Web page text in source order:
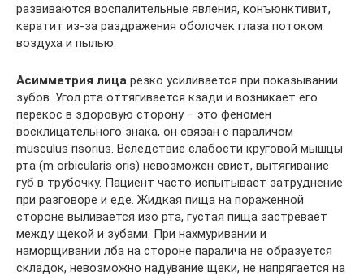
развиваются воспалительные явления, конъюнктивит,
кератит из-за раздражения оболочек глаза потоком
воздуха и пылью.
Асимметрия лица резко усиливается при показывании
зубов. Угол рта оттягивается кзади и возникает его
перекос в здоровую сторону – это феномен
восклицательного знака, он связан с параличом
musculus risorius. Вследствие слабости круговой мышцы
рта (m orbicularis oris) невозможен свист, вытягивание
губ в трубочку. Пациент часто испытывает затруднение
при разговоре и еде. Жидкая пища на пораженной
стороне выливается изо рта, густая пища застревает
между щекой и зубами. При нахмуривании и
наморщивании лба на стороне паралича не образуется
складок, невозможно надувание щеки, не напрягается на